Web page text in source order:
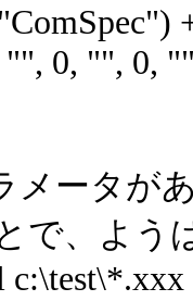
0, "", 0,
メータが
で、よう
c:\test\*.xxx